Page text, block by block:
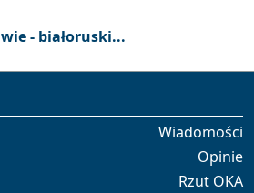
- białoruski...
Wiadomości
Opinie
Rzut OKA